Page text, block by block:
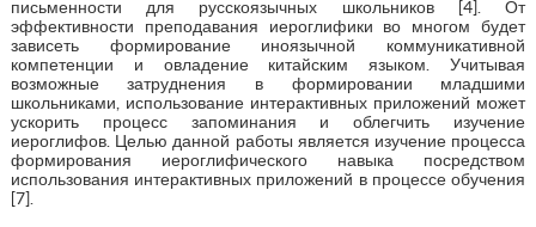
письменности для русскоязычных школьников [4]. От
эффективности преподавания иероглифики во многом будет
зависеть формирование иноязычной коммуникативной
компетенции и овладение китайским языком. Учитывая
возможные затруднения в формировании младшими
школьниками, использование интерактивных приложений может
ускорить процесс запоминания и облегчить изучение
иероглифов. Целью данной работы является изучение процесса
формирования иероглифического навыка посредством
использования интерактивных приложений в процессе обучения
[7].